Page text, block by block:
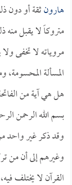
هارونثقة أو دون
متروكاً لا يقبل
مروياته لا تخفى
المسألة المحسومة،
هل هي آية من
بسم الله الرحمن
وقد ذكر غير واحد
وغيرهم إلى أن من
القرآن لا يختلف